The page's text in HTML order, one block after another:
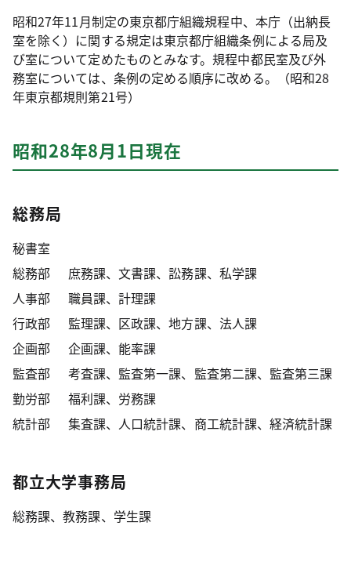
昭和27年11月制定の東京都庁組織規程中、本庁（出納長
室を除く）に関する規定は東京都庁組織条例による局及
び室について定めたものとみなす。規程中都民室及び外
務室については、条例の定める順序に改める。（昭和28
年東京都規則第21号）
昭和28年8月1日現在
総務局
秘書室
総務部
庶務課、文書課、訟務課、私学課
人事部
職員課、計理課
行政部
監理課、区政課、地方課、法人課
企画部
企画課、能率課
監査部
考査課、監査第一課、監査第二課、監査第三課
勤労部
福利課、労務課
統計部
集査課、人口統計課、商工統計課、経済統計課
都立大学事務局
総務課、教務課、学生課